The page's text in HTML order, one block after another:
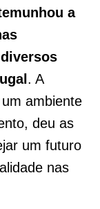
a
. A
ambiente
deu as
um futuro
nas